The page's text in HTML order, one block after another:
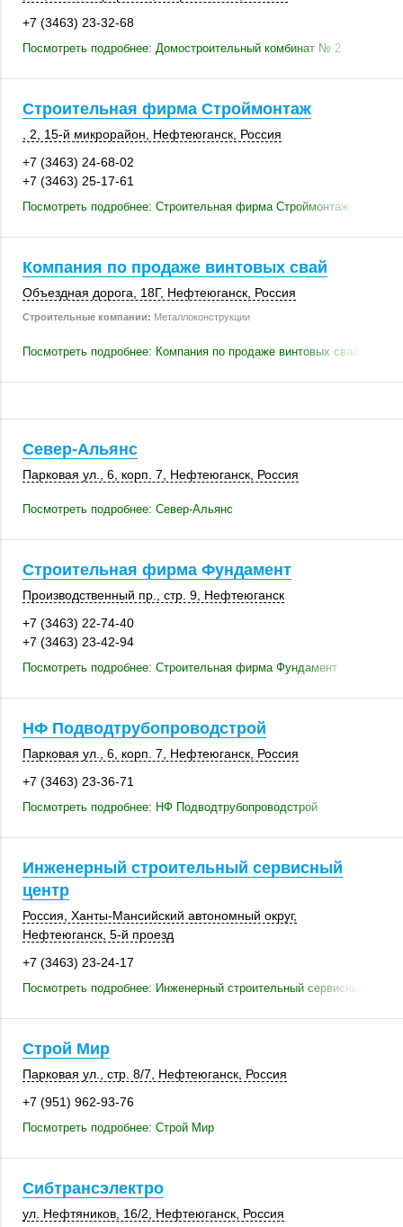
+7 (3463) 23-32-68
Посмотреть подробнее: Домостроительный комбинат № 2
Строительная фирма Строймонтаж
, 2 15-й микрорайон Нефтеюганск Россия
+7 (3463) 24-68-02
+7 (3463) 25-17-61
Посмотреть подробнее: Строительная фирма Строймонтаж
Компания по продаже винтовых свай
Объездная дорога 18Г, Нефтеюганск Россия
Строительные компании: Металлоконструкции
Посмотреть подробнее: Компания по продаже винтовых свай
Север-Альянс
Парковая ул., 6 корп. 7 Нефтеюганск Россия
Посмотреть подробнее: Север-Альянс
Строительная фирма Фундамент
Производственный пр., стр. 9 Нефтеюганск
+7 (3463) 22-74-40
+7 (3463) 23-42-94
Посмотреть подробнее: Строительная фирма Фундамент
НФ Подводтрубопроводстрой
Парковая ул., 6 корп. 7 Нефтеюганск Россия
+7 (3463) 23-36-71
Посмотреть подробнее: НФ Подводтрубопроводстрой
Инженерный строительный сервисный
центр
Россия , Ханты-Мансийский автономный округ,
Нефтеюганск 5-й проезд
+7 (3463) 23-24-17
Посмотреть подробнее: Инженерный строительный сервисный центр
Строй Мир
Парковая ул. стр. 8/7 Нефтеюганск Россия
+7 (951) 962-93-76
Посмотреть подробнее: Строй Мир
Сибтрансэлектро
ул. Нефтяников 16/2 Нефтеюганск Россия